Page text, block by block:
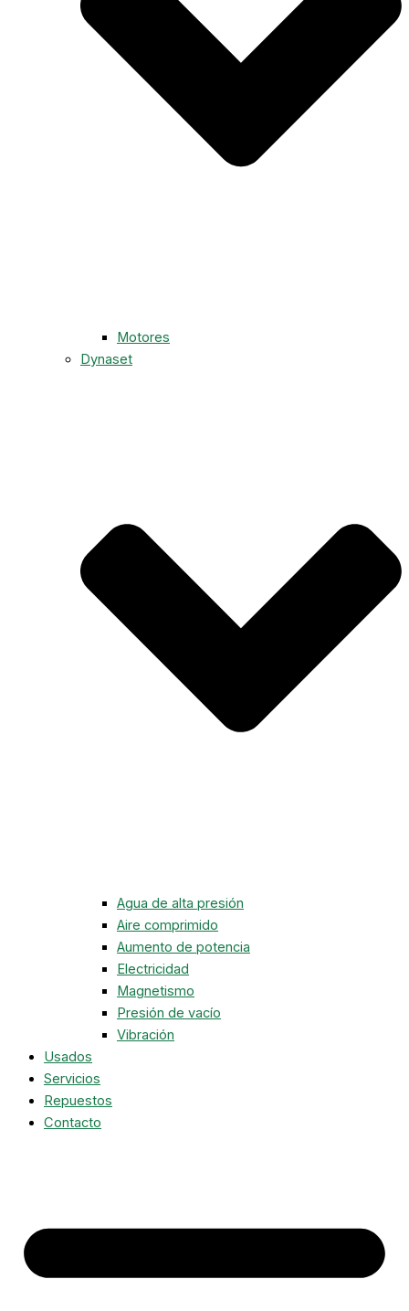
Motores
Dynaset
Agua de alta presión
Aire comprimido
Aumento de potencia
Electricidad
Magnetismo
Presión de vacío
Vibración
Usados
Servicios
Repuestos
Contacto